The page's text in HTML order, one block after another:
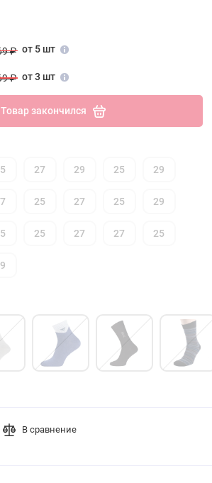
₽ от 5 шт
₽ от 3 шт
Товар закончился
27 29 25 29
25 27 25 29
25 27 27 25
В сравнение